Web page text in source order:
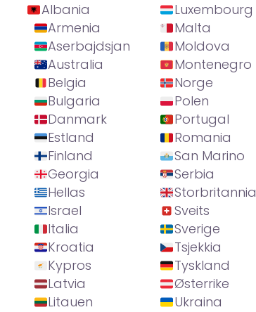
Albania
Armenia
Aserbajdsjan
Australia
Belgia
Bulgaria
Danmark
Estland
Finland
Georgia
Hellas
Israel
Italia
Kroatia
Kypros
Latvia
Litauen
Luxembourg
Malta
Moldova
Montenegro
Norge
Polen
Portugal
Romania
San Marino
Serbia
Storbritannia
Sveits
Sverige
Tsjekkia
Tyskland
Østerrike
Ukraina